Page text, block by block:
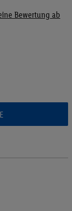
Bewertung ab